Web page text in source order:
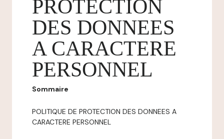
PROTECTION
DES DONNEES
A CARACTERE
PERSONNEL
Sommaire
POLITIQUE DE PROTECTION DES DONNEES A
CARACTERE PERSONNEL